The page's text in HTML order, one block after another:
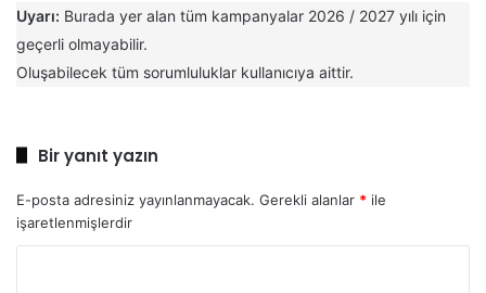
Uyarı: Burada yer alan tüm kampanyalar 2026 / 2027 yılı için
geçerli olmayabilir.
Oluşabilecek tüm sorumluluklar kullanıcıya aittir.
Bir yanıt yazın
E-posta adresiniz yayınlanmayacak. Gerekli alanlar * ile
işaretlenmişlerdir